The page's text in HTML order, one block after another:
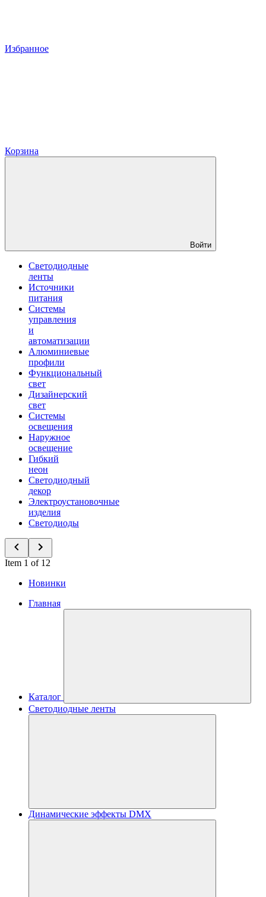
Избранное
Корзина
Войти
Светодиодные
ленты
Источники
питания
Системы
управления
и
автоматизации
Алюминиевые
профили
Функциональный
свет
Дизайнерский
свет
Системы
освещения
Наружное
освещение
Гибкий
неон
Светодиодный
декор
Электроустановочные
изделия
Светодиоды
Item 1 of 12
Новинки
Главная
Каталог
Светодиодные ленты
Динамические эффекты DMX